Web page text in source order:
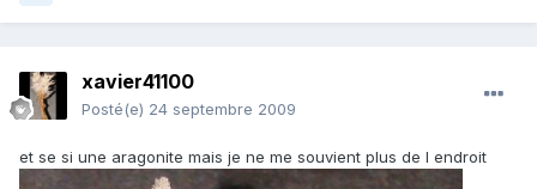
xavier41100
Posté(e) 24 septembre 2009
et se si une aragonite mais je ne me souvient plus de l endroit